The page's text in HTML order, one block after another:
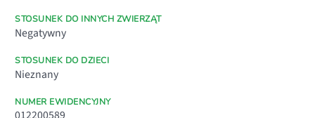
NUMER EWIDENCYJNY
STOSUNEK DO INNYCH ZWIERZĄT
Negatywny
STOSUNEK DO DZIECI
Nieznany